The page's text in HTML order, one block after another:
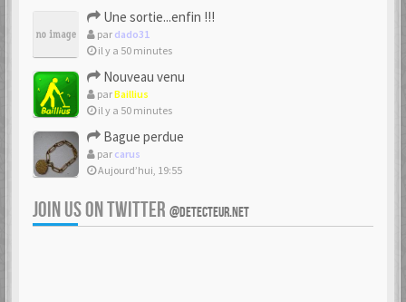
Une sortie...enfin !!!
par dado31
il y a 50 minutes
Nouveau venu
parBaillius
il y a 50 minutes
Bague perdue
par carus
Aujourd’hui, 19:55
JOIN US ON TWITTER @DETECTEUR.NET